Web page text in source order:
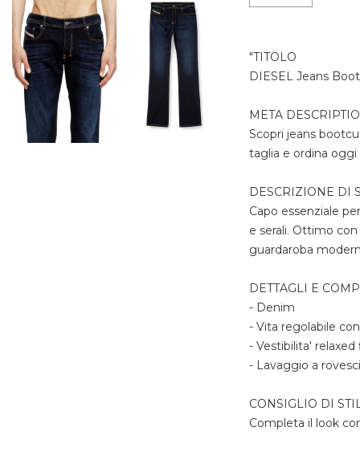
"TITOLO
DIESEL Jeans
META
Scopri jeans
taglia e ordina oggi
DESCRIZIONE DI
Capo essenziale
e serali. Ottimo
guardaroba
DETTAGLI E
- Denim
- Vita regolabile
- Vestibilita' relaxed
- Lavaggio a
CONSIGLIO DI
Completa il look